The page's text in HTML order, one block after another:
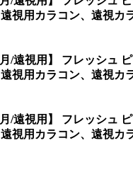
視用カラコン、遠視
月/遠視用】 フレッシュ
視用カラコン、遠視
月/遠視用】 フレッシュ
視用カラコン、遠視